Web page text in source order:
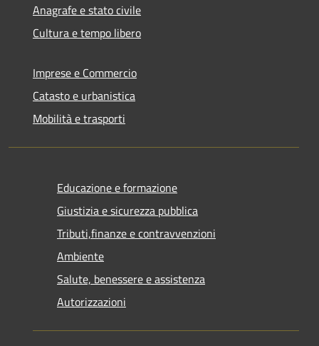
Anagrafe e stato civile
Cultura e tempo libero
Imprese e Commercio
Catasto e urbanistica
Mobilità e trasporti
Educazione e formazione
Giustizia e sicurezza pubblica
Tributi,finanze e contravvenzioni
Ambiente
Salute, benessere e assistenza
Autorizzazioni